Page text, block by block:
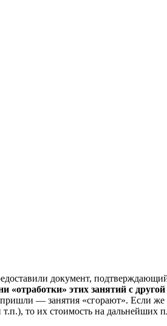
документ,
«отработки» этих занятий с
— занятия «сгорают». Если
то их стоимость на дальнейших